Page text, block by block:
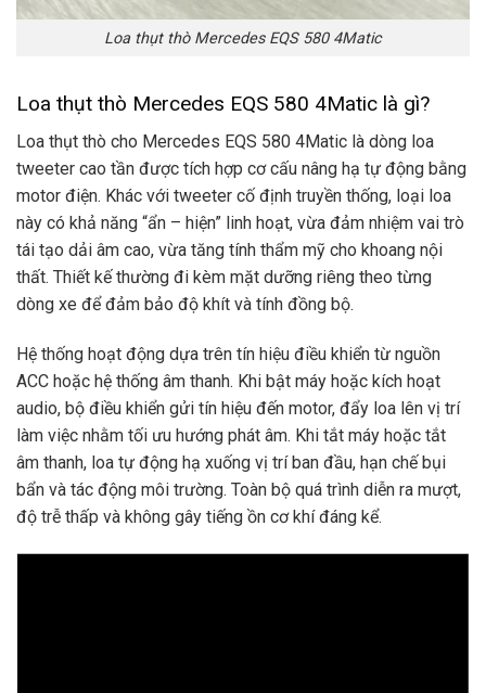
Loa thụt thò Mercedes EQS 580 4Matic
Loa thụt thò Mercedes EQS 580 4Matic là gì?
Loa thụt thò cho Mercedes EQS 580 4Matic là dòng loa
tweeter cao tần được tích hợp cơ cấu nâng hạ tự động bằng
motor điện. Khác với tweeter cố định truyền thống, loại loa
này có khả năng “ẩn – hiện” linh hoạt, vừa đảm nhiệm vai trò
tái tạo dải âm cao, vừa tăng tính thẩm mỹ cho khoang nội
thất. Thiết kế thường đi kèm mặt dưỡng riêng theo từng
dòng xe để đảm bảo độ khít và tính đồng bộ.
Hệ thống hoạt động dựa trên tín hiệu điều khiển từ nguồn
ACC hoặc hệ thống âm thanh. Khi bật máy hoặc kích hoạt
audio, bộ điều khiển gửi tín hiệu đến motor, đẩy loa lên vị trí
làm việc nhằm tối ưu hướng phát âm. Khi tắt máy hoặc tắt
âm thanh, loa tự động hạ xuống vị trí ban đầu, hạn chế bụi
bẩn và tác động môi trường. Toàn bộ quá trình diễn ra mượt,
độ trễ thấp và không gây tiếng ồn cơ khí đáng kể.